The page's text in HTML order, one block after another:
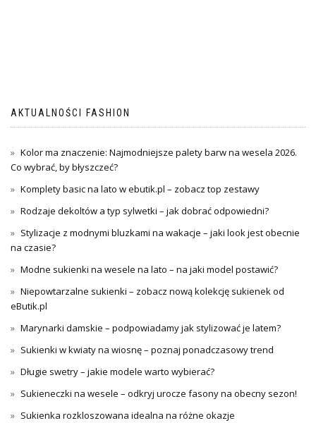
AKTUALNOŚCI FASHION
Kolor ma znaczenie: Najmodniejsze palety barw na wesela 2026.
Co wybrać, by błyszczeć?
Komplety basic na lato w ebutik.pl – zobacz top zestawy
Rodzaje dekoltów a typ sylwetki – jak dobrać odpowiedni?
Stylizacje z modnymi bluzkami na wakacje – jaki look jest obecnie
na czasie?
Modne sukienki na wesele na lato – na jaki model postawić?
Niepowtarzalne sukienki – zobacz nową kolekcję sukienek od
eButik.pl
Marynarki damskie – podpowiadamy jak stylizować je latem?
Sukienki w kwiaty na wiosnę – poznaj ponadczasowy trend
Długie swetry – jakie modele warto wybierać?
Sukieneczki na wesele – odkryj urocze fasony na obecny sezon!
Sukienka rozkloszowana idealna na różne okazje